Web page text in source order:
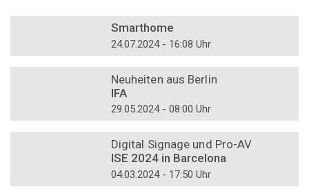
Smarthome
24.07.2024 - 16:08 Uhr
Neuheiten aus Berlin
IFA
29.05.2024 - 08:00 Uhr
Digital Signage und Pro-AV
ISE 2024 in Barcelona
04.03.2024 - 17:50 Uhr